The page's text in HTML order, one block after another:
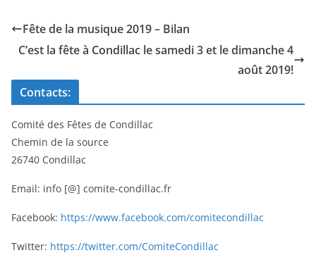
Fête de la musique 2019 – Bilan
C’est la fête à Condillac le samedi 3 et le dimanche 4
août 2019!
Contacts:
Comité des Fêtes de Condillac
Chemin de la source
26740 Condillac
Email: info [@] comite-condillac.fr
Facebook: https://www.facebook.com/comitecondillac
Twitter: https://twitter.com/ComiteCondillac